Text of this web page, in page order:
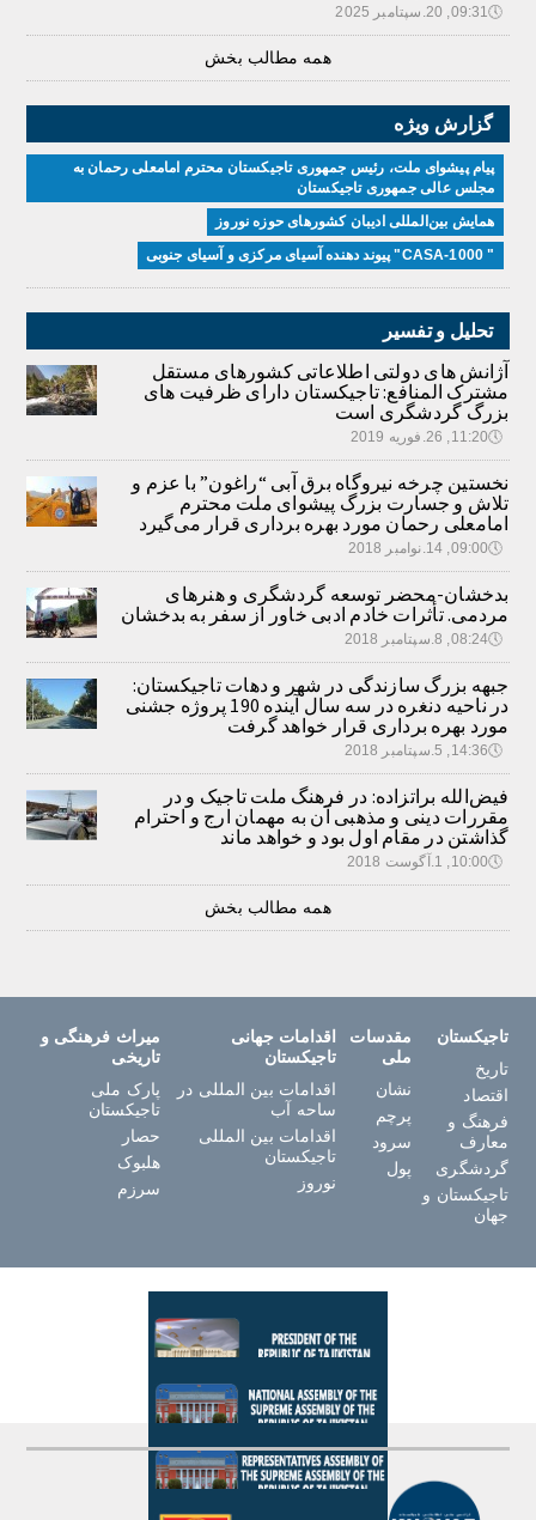
🕔09:31, 20.سپتامبر 2025
همه مطالب بخش
گزارش ویژه
پیام پیشوای ملت، رئیس جمهوری تاجیکستان محترم امامعلی رحمان به
مجلس عالی جمهوری تاجیکستان
همایش بین‌المللی ادیبان کشور‌های حوزه نوروز
" CASA-1000" پیوند دهنده آسیای مرکزی و آسیای جنوبی
تحلیل و تفسیر
آژانش های دولتی اطلاعاتی کشورهای مستقل
مشترک المنافع: تاجیکستان دارای ظرفیت های
بزرگ گردشگری است
🕔11:20, 26.فوریه 2019
نخستین چرخه نیروگاه برق آبی “راغون” با عزم و
تلاش و جسارت بزرگ پیشوای ملت محترم
امامعلی رحمان مورد بهره برداری قرار می‌گیرد
🕔09:00, 14.نوامبر 2018
بدخشان-محضر توسعه گردشگری و هنرهای
مردمی. تأثرات خادم ادبی خاور از سفر به بدخشان
🕔08:24, 8.سپتامبر 2018
جبهه بزرگ سازندگی در شهر و دهات تاجیکستان:
در ناحیه دنغره در سه سال آینده 190 پروژه جشنی
مورد بهره برداری قرار خواهد گرفت
🕔14:36, 5.سپتامبر 2018
فیض‌الله براتزاده: در فرهنگ ملت تاجیک و در
مقررات دینی و مذهبی آن به مهمان ارج و احترام
گذاشتن در مقام اول بود و خواهد ماند
🕔10:00, 1.آگوست 2018
همه مطالب بخش
تاجیکستان
تاریخ
اقتصاد
فرهنگ و
معارف
گردشگری
تاجیکستان و
جهان
مقدسات
ملی
نشان
پرچم
سرود
پول
اقدامات جهانی
تاجیکستان
اقدامات بین المللی در
ساحه آب
اقدامات بین المللی
تاجیکستان
نوروز
میراث فرهنگی و
تاریخی
پارک ملی
تاجیکستان
حصار
هلبوک
سرزم